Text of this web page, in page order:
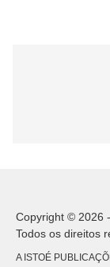
Copyright © 2026
Todos os direitos
A ISTOÉ